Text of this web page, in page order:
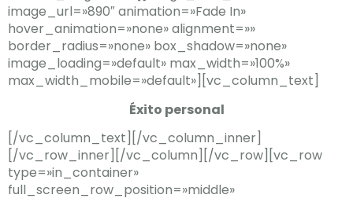
image_url=»890″ animation=»Fade In»
hover_animation=»none» alignment=»»
border_radius=»none» box_shadow=»none»
image_loading=»default» max_width=»100%»
max_width_mobile=»default»][vc_column_text]
Éxito personal
[/vc_column_text][/vc_column_inner]
[/vc_row_inner][/vc_column][/vc_row][vc_row
type=»in_container»
full_screen_row_position=»middle»